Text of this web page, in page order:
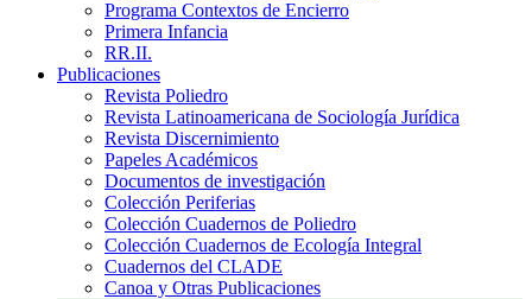
Programa Contextos de Encierro
Primera Infancia
RR.II.
Publicaciones
Revista Poliedro
Revista Latinoamericana de Sociología Jurídica
Revista Discernimiento
Papeles Académicos
Documentos de investigación
Colección Periferias
Colección Cuadernos de Poliedro
Colección Cuadernos de Ecología Integral
Cuadernos del CLADE
Canoa y Otras Publicaciones